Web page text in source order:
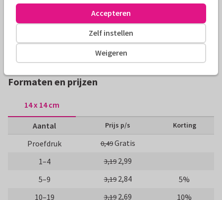
aanpasbare tekst. Roze en oranje kleur.
Alle kaarten zijn helemaal naar wens aan te passen
ilse Meisje
Formaten en prijzen
14 x 14 cm
Aantal Prijs p/s Korting
Proefdruk 0,49Gratis
1–4
3,19 2,99
5–9
3,19 2,84
5%
10–19
3,19 2,69 10%
Weigeren
Zelf instellen
Accepteren